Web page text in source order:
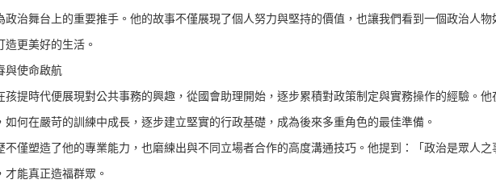
政治舞台上的重要推手。他的故事不僅展現了個人努力與堅持的價值，也讓我們看到一個政治人物
造更美好的生活。
與使命啟航
孩提時代便展現對公共事務的興趣，從國會助理開始，逐步累積對政策制定與實務操作的經驗。
如何在嚴苛的訓練中成長，逐步建立堅實的行政基礎，成為後來多重角色的最佳準備。
不僅塑造了他的專業能力，也磨練出與不同立場者合作的高度溝通技巧。他提到：「政治是眾人
才能真正造福群眾。